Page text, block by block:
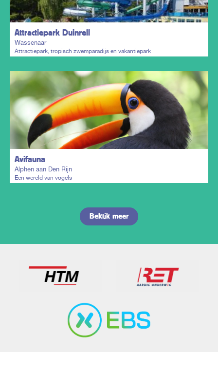
Attractiepark Duinrell
Wassenaar
Attractiepark, tropisch zwemparadijs en vakantiepark
Plan mijn trip
Avifauna
Alphen aan Den Rijn
Een wereld van vogels
Plan mijn trip
Bekijk meer